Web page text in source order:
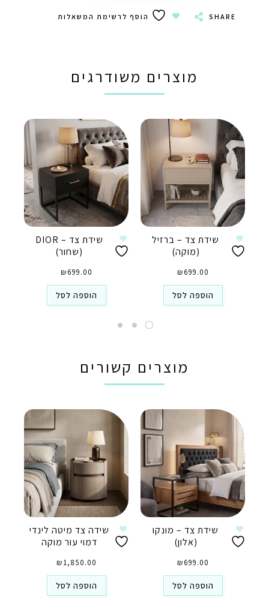
SHARE הוסף לרשימת המשאלות
מוצרים משודרגים
שידת צד – ברזיל
(מוקה)
₪699.00
הוספה לסל
שידת צד – DIOR
(שחור)
₪699.00
הוספה לסל
מוצרים קשורים
שידת צד – מונקו
(אלון)
₪699.00
הוספה לסל
שידה צד מיטה לינדי
דמוי עור מוקה
₪1,850.00
הוספה לסל